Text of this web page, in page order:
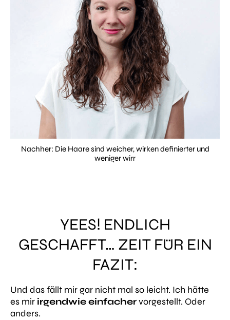
Nachher: Die Haare sind weicher, wirken definierter und
weniger wirr
YEES! ENDLICH
GESCHAFFT… ZEIT FÜR EIN
FAZIT:
Und das fällt mir gar nicht mal so leicht. Ich hätte
es mir irgendwie einfachervorgestellt. Oder
anders.